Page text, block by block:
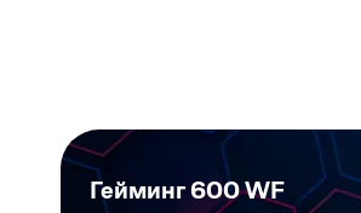
Гейминг 600 WF